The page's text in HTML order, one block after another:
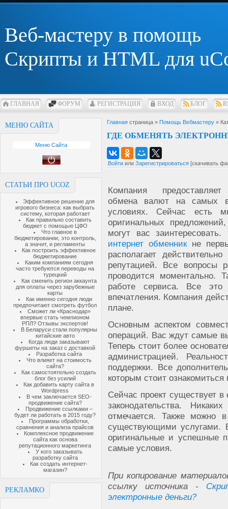
Веб-мастеру в помощь
Скрипты и HTML для
ГЛАВНАЯ ФОРУМ РЕГИСТРАЦИЯ ВХОД БЛОГ
МЕНЮ САЙТА
Меню Сайта
СТАТЬИ ПРО UCOZ
Эффективное решение для
игрового бизнеса: как выбрать
систему, которая работает
Как правильно составить
бюджет с помощью ЦФО
Что главное в
бюджетировании, это контроль,
а значит, и регламенты
Как построить эффективное
бюджетирование
Каким компаниям сегодня
часто требуются переводы на
турецкий
Как сменить регион аккаунта
для оплаты через зарубежные
карты
Как именно сегодня люди
предпочитают смотреть футбол
Сможет ли «Краснодар»
впервые стать чемпионом
РПЛ? Отзывы экспертов!
В Беларуси стали популярны
китайские авто
Когда люди заказывают
фуршеты на заказ с доставкой
Разработка сайта
Что влияет на стоимость
сайта?
Как самостоятельно создать
блог без усилий
Как добавить карту сайта в
Wordpress
В чем заключается SEO-
продвижение сайта?
Продвижение ссылками –
будет ли работать в 2015 году?
Программы обработки,
сравнения и анализа прайсов
Комплексное продвижение
сайта как основа
репутационного маркетинга
У кого заказывать
разработку сайта
Как создать интернет-
магазин?
РЕКЛАМКО
Главная страница » Помощь Вебмастеру »
ГДЕ ОБМЕНЯТЬ
Войти или Зарегистрироваться [скачивать
Компания
обмена валют на самых
условиях. Сейчас есть
оригинальных
могут вас заинтересовать.
интернет обменникне
располагает
репутацией. Все вопросы
проводится моментально.
работе сервиса. Все это
впечатления. Компания
плане.
Основным аспектом
операций. Вас ждут самые
Теперь стоит более
администрацией.
поддержки. Все
которым стоит ознакомиться
Сейчас проект существует
законодательства.
отмечается. Также можно
существующими услугами.
оригинальные и успешные
самые условия.
При копирование
ссылку источника -
электронные деньги?